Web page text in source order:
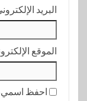
البريد
الموقع
احفظ اسمي،